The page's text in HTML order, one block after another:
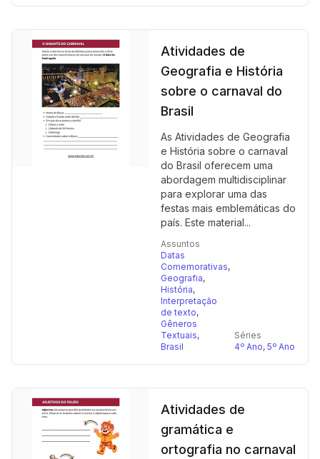
Atividades de
Geografia e História
sobre o carnaval do
Brasil
As Atividades de Geografia
e História sobre o carnaval
do Brasil oferecem uma
abordagem multidisciplinar
para explorar uma das
festas mais emblemáticas do
país. Este material...
Assuntos
Datas
Comemorativas,
Geografia,
História,
Interpretação
de texto,
Gêneros
Textuais,
Brasil
Séries
4º Ano, 5º Ano
Atividades de
gramática e
ortografia no carnaval